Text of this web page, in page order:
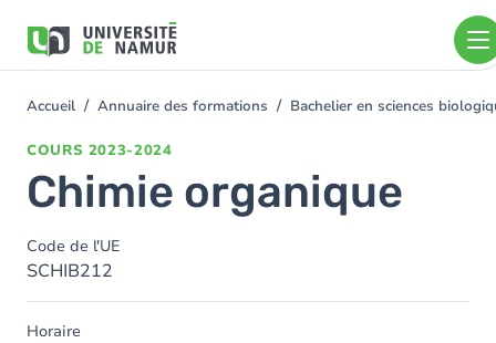
contenu
You
Accueil Annuaire des formations Bachelier en sciences
COURS 2023-2024
Chimie organique
Code de l'UE
SCHIB212
Horaire